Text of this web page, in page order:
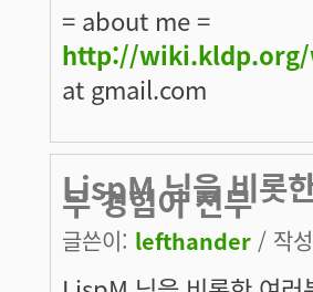
= about me =
http://
at gmail.com
LispM 님을 비롯
무 경험이 전무
글쓴이: lefthander / 작